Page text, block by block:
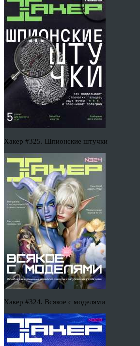
Хакер #325. Шпионские штучки
Хакер #324. Всякое с моделями